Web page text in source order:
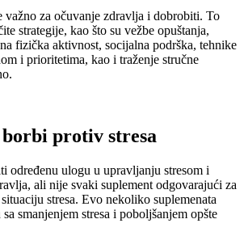
važno za očuvanje zdravlja i dobrobiti. To
strategije, kao što su vežbe opuštanja,
fizička aktivnost, socijalna podrška, tehnike
i prioritetima, kao i traženje stručne
protiv stresa
određenu ulogu u upravljanju stresom i
ali nije svaki suplement odgovarajući za
stresa. Evo nekoliko suplemenata
smanjenjem stresa i poboljšanjem opšte